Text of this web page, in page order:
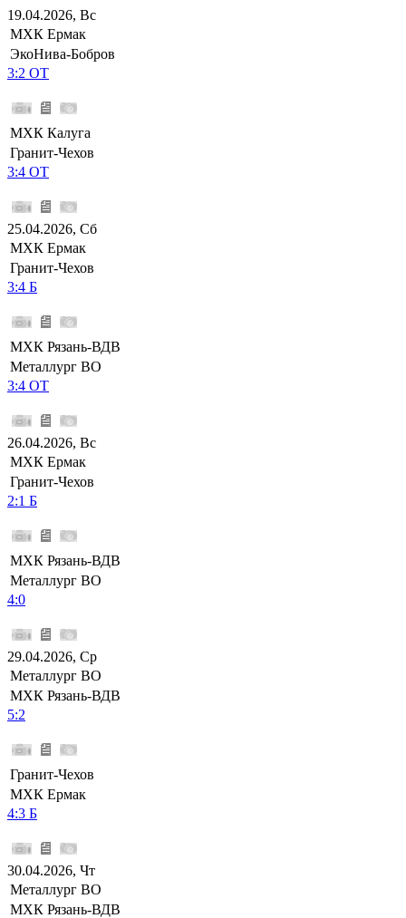
19.04.2026, Вс
МХК Ермак
ЭкоНива-Бобров
3:2 ОТ
МХК Калуга
Гранит-Чехов
3:4 ОТ
25.04.2026, Сб
МХК Ермак
Гранит-Чехов
3:4 Б
МХК Рязань-ВДВ
Металлург ВО
3:4 ОТ
26.04.2026, Вс
МХК Ермак
Гранит-Чехов
2:1 Б
МХК Рязань-ВДВ
Металлург ВО
4:0
29.04.2026, Ср
Металлург ВО
МХК Рязань-ВДВ
5:2
Гранит-Чехов
МХК Ермак
4:3 Б
30.04.2026, Чт
Металлург ВО
МХК Рязань-ВДВ